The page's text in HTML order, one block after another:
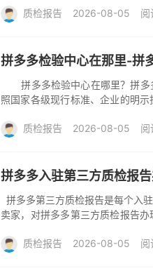
质检报告 2026-08-05 阅
拼多多检验中心在那里-拼
拼多多检验中心在哪里？拼多
照国家各级现行标准、企业的明
件，...质检报告 2026-08-05
拼多多入驻第三方质检报
拼多多第三方质检报告是每个入
卖家，对拼多多第三方质检报告
是拼多...质检报告 2026-08-05 阅